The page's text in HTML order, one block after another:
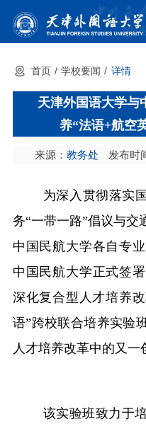
首页
学校概况
机构设置
师资力量
学术科研
中外交流
招生就业
融合门户 校外访问（VPN）
首页 学校要闻 详情
天津外国语大学与
养“法语+航空
来源：教务处 发布时
为深入贯彻落实
务“一带一路”倡议与交
中国民航大学各自专
中国民航大学正式签
深化复合型人才培养
语”跨校联合培养实验
人才培养改革中的又一
该实验班致力于